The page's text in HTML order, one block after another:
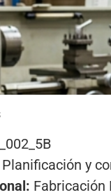
Planificación y
Fabricación